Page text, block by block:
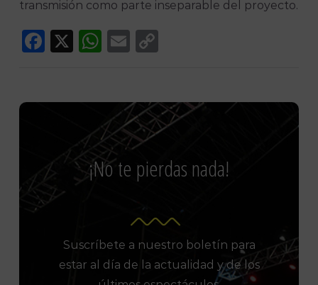
transmisión como parte inseparable del proyecto.
Facebook
X WhatsApp
Email
¡No te pierdas nada!
Suscríbete a nuestro boletín para
estar al día de la actualidad y de los